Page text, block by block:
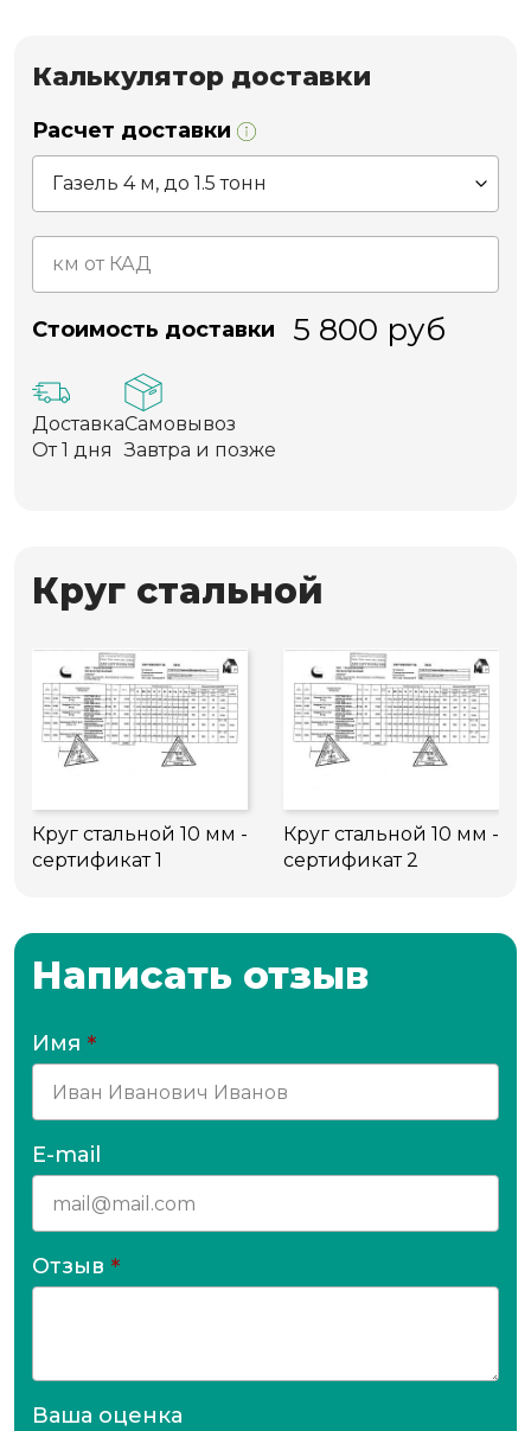
Калькулятор доставки
Расчет доставки
Стоимость доставки 5 800 руб
Доставка
От 1 дня
Самовывоз
Завтра и позже
Круг стальной
Круг стальной 10 мм -
сертификат 1
Круг стальной 10 мм -
сертификат 2
Написать отзыв
Имя *
E-mail
Отзыв *
Ваша оценка